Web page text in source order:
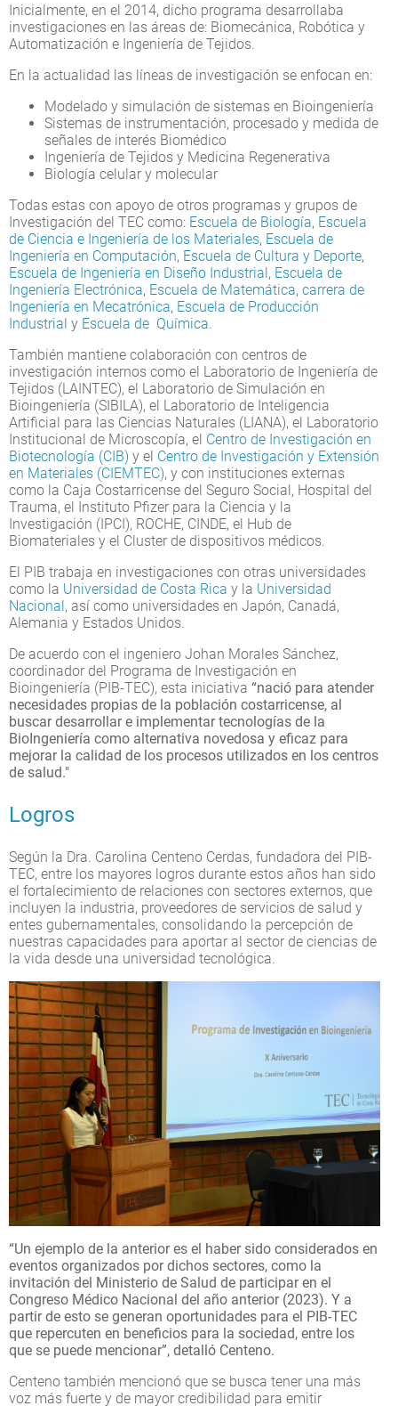
Inicialmente, en el 2014, dicho programa desarrollaba
investigaciones en las áreas de: Biomecánica, Robótica y
Automatización e Ingeniería de Tejidos.
En la actualidad las líneas de investigación se enfocan en:
Modelado y simulación de sistemas en Bioingeniería
Sistemas de instrumentación, procesado y medida de
señales de interés Biomédico
Ingeniería de Tejidos y Medicina Regenerativa
Biología celular y molecular
Todas estas con apoyo de otros programas y grupos de
Investigación del TEC como: Escuela de Biología, Escuela
de Ciencia e Ingeniería de los Materiales, Escuela de
Ingeniería en Computación, Escuela de Cultura y Deporte,
Escuela de Ingeniería en Diseño Industrial, Escuela de
Ingeniería Electrónica, Escuela de Matemática, carrera de
Ingeniería en Mecatrónica, Escuela de Producción
Industrial y Escuela de Química.
También mantiene colaboración con centros de
investigación internos como el Laboratorio de Ingeniería de
Tejidos (LAINTEC), el Laboratorio de Simulación en
Bioingeniería (SIBILA), el Laboratorio de Inteligencia
Artificial para las Ciencias Naturales (LIANA), el Laboratorio
Institucional de Microscopía, el Centro de Investigación en
Biotecnología (CIB) y el Centro de Investigación y Extensión
en Materiales (CIEMTEC), y con instituciones externas
como la Caja Costarricense del Seguro Social, Hospital del
Trauma, el Instituto Pfizer para la Ciencia y la
Investigación (IPCI), ROCHE, CINDE, el Hub de
Biomateriales y el Cluster de dispositivos médicos.
El PIB trabaja en investigaciones con otras universidades
como la Universidad de Costa Rica y la Universidad
Nacional, así como universidades en Japón, Canadá,
Alemania y Estados Unidos.
De acuerdo con el ingeniero Johan Morales Sánchez,
coordinador del Programa de Investigación en
Bioingeniería (PIB-TEC), esta iniciativa “nació para atender
necesidades propias de la población costarricense, al
buscar desarrollar e implementar tecnologías de la
BioIngeniería como alternativa novedosa y eficaz para
mejorar la calidad de los procesos utilizados en los centros
de salud."
Logros
Según la Dra. Carolina Centeno Cerdas, fundadora del PIB-
TEC, entre los mayores logros durante estos años han sido
el fortalecimiento de relaciones con sectores externos, que
incluyen la industria, proveedores de servicios de salud y
entes gubernamentales, consolidando la percepción de
nuestras capacidades para aportar al sector de ciencias de
la vida desde una universidad tecnológica.
“Un ejemplo de la anterior es el haber sido considerados en
eventos organizados por dichos sectores, como la
invitación del Ministerio de Salud de participar en el
Congreso Médico Nacional del año anterior (2023). Y a
partir de esto se generan oportunidades para el PIB-TEC
que repercuten en beneficios para la sociedad, entre los
que se puede mencionar”, detalló Centeno.
Centeno también mencionó que se busca tener una más
voz más fuerte y de mayor credibilidad para emitir